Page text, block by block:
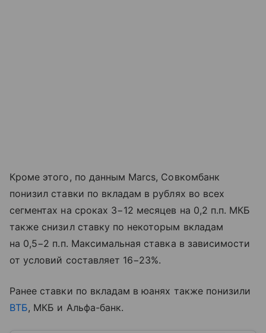
Кроме этого, по данным Marcs, Совкомбанк
понизил ставки по вкладам в рублях во всех
сегментах на сроках 3−12 месяцев на 0,2 п.п. МКБ
также снизил ставку по некоторым вкладам
на 0,5−2 п.п. Максимальная ставка в зависимости
от условий составляет 16−23%.
Ранее ставки по вкладам в юанях также понизили
ВТБ, МКБ и Альфа-банк.